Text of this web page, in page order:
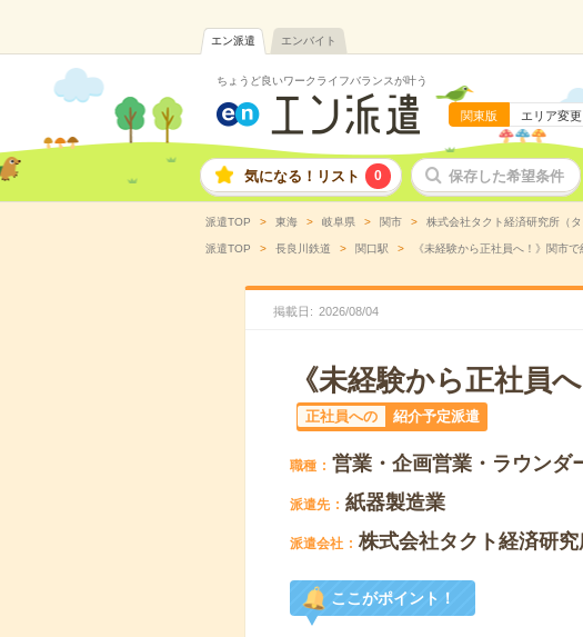
エン派遣 エンバイト
ちょうど良いワークライフバランスが叶う
関東版 エリア変更
気になる！リスト 0 保存した希望条件
派遣TOP 東海 岐阜県 関市 株式会社タクト経済研究所（タ
派遣TOP 長良川鉄道 関口駅 《未経験から正社員へ！》関市
掲載日 2026/08/04
《未経験から正社員
正社員への 紹介予定派遣
職種 営業・企画営業・ラウンダ
派遣先 紙器製造業
派遣会社 株式会社タクト経済研究
ここがポイント！